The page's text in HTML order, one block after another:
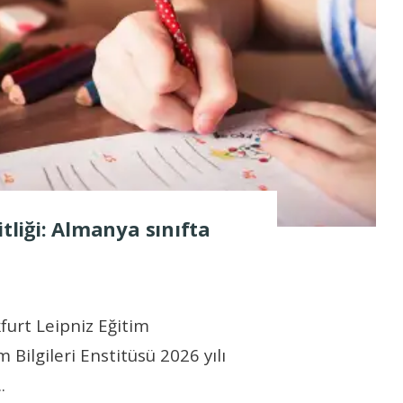
Almanya sınıfta
Leipniz Eğitim
Bilgileri Enstitüsü 2026 yılı